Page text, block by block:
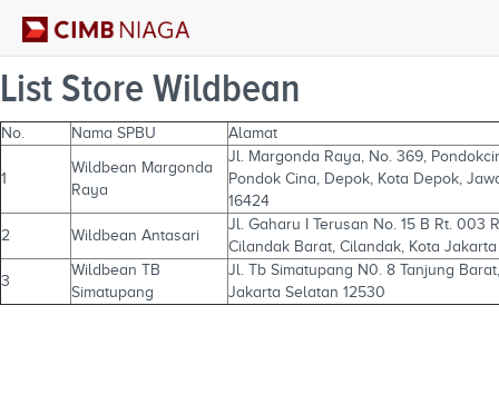
List Store Wildbean
No. Nama SPBU Alamat
1
Wildbean Margonda
Raya
Jl. Margonda Raya, No. 369,
Pondok Cina, Depok, Kota Depok,
16424
2 Wildbean Antasari
Jl. Gaharu I Terusan No. 15 B Rt. 003
Cilandak Barat, Cilandak, Kota
3
Wildbean TB
Simatupang
Jl. Tb Simatupang N0. 8 Tanjung
Jakarta Selatan 12530